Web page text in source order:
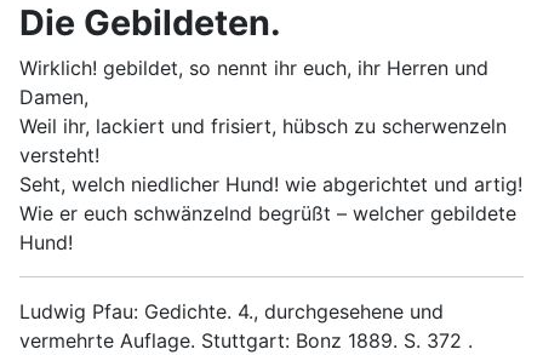
Die Gebildeten.
Wirklich! gebildet, so nennt ihr euch, ihr Herren und
Damen,
Weil ihr, lackiert und frisiert, hübsch zu scherwenzeln
versteht!
Seht, welch niedlicher Hund! wie abgerichtet und artig!
Wie er euch schwänzelnd begrüßt – welcher gebildete
Hund!
Ludwig Pfau: Gedichte. 4., durchgesehene und
vermehrte Auflage. Stuttgart: Bonz 1889. S. 372 .